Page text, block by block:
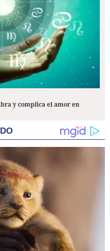
y complica el amor en